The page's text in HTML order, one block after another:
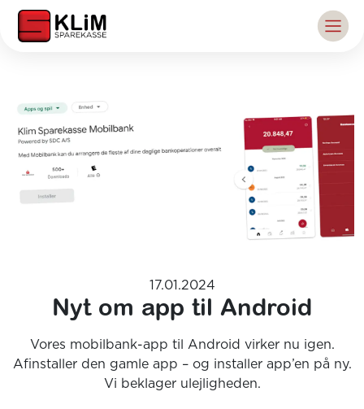
17.01.2024
Nyt om app til Android
Vores mobilbank-app til Android virker nu igen.
Afinstaller den gamle app – og installer app’en på ny.
Vi beklager ulejligheden.